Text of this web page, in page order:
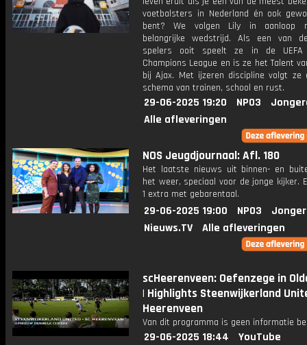
voetbalsters in Nederland én ook
bent? We volgen Lily in aanloop
belangrijke wedstrijd. Als een van
spelers ooit speelt ze in de UEFA
Champions League en is ze het Talent
bij Ajax. Met ijzeren discipline volgt ze
schema van trainen, school en rust.
29-06-2025 19:20 NPO3
Alle afleveringen
NOS Jeugdjournaal: Afl. 180
Het laatste nieuws uit binnen- en
het weer, speciaal voor de jonge kijker.
1 extra met gebarentaal.
29-06-2025 19:00 NPO3
Nieuws.TV
Alle afleveringen
scHeerenveen: Oefenzege in
| Highlights Steenwijkerland
Heerenveen
Van dit programma is geen informatie
29-06-2025 18:44
YouTube